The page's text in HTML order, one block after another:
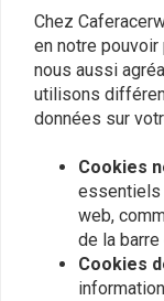
Chez
en notre
nous aussi
utilisons
données sur
Cookies
essentiels
web,
de la barre
Cookies